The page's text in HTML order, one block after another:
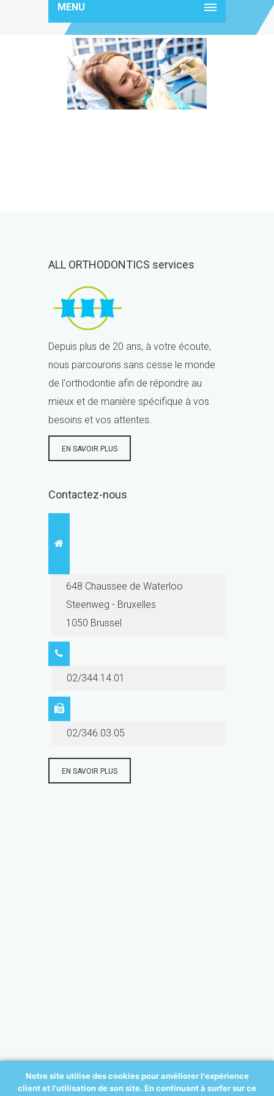
MENU
img-caption4
ALL ORTHODONTICS services
Depuis plus de 20 ans, à votre écoute,
nous parcourons sans cesse le monde
de l'orthodontie afin de répondre au
mieux et de manière spécifique à vos
besoins et vos attentes.
EN SAVOIR PLUS
Contactez-nous
648 Chaussee de Waterloo
Steenweg - Bruxelles
1050 Brussel
02/344.14.01
02/346.03.05
EN SAVOIR PLUS
Notre site utilise des cookies pour améliorer l'expérience
client et l'utilisation de son site. En continuant à surfer sur ce